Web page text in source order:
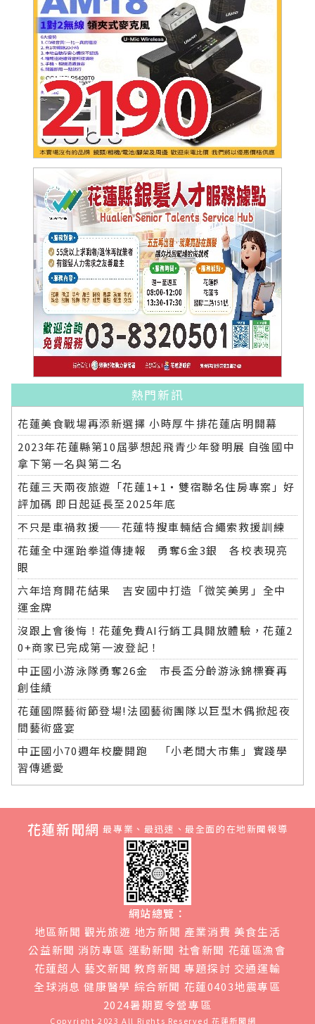
熱門新訊
花蓮美食戰場再添新選擇 小時厚牛排花蓮店明開幕
2023年花蓮縣第10屆夢想起飛青少年發明展 自強國中
拿下第一名與第二名
花蓮三天兩夜旅遊「花蓮1+1‧雙宿聯名住房專案」好
評加碼 即日起延長至2025年底
不只是車禍救援——花蓮特搜車輛結合繩索救援訓練
花蓮全中運跆拳道傳捷報 勇奪6金3銀 各校表現亮
眼
六年培育開花結果 吉安國中打造「微笑美男」全中
運金牌
沒跟上會後悔！花蓮免費AI行銷工具開放體驗，花蓮2
0+商家已完成第一波登記！
中正國小游泳隊勇奪26金 市長盃分齡游泳錦標賽再
創佳績
花蓮國際藝術節登場!法國藝術團隊以巨型木偶掀起夜
間藝術盛宴
中正國小70週年校慶開跑 「小老闆大市集」實踐學
習傳遞愛
花蓮新聞網 最專業、最迅速、最全面的在地新聞報導
網站總覽：
地區新聞 觀光旅遊 地方新聞 產業消費 美食生活
公益新聞 消防專區 運動新聞 社會新聞 花蓮區漁會
花蓮超人 藝文新聞 教育新聞 專題探討 交通運輸
全球消息 健康醫學 綜合新聞 花蓮0403地震專區
2024暑期夏令營專區
Copyright 2023 All Rights Reserved花蓮新聞網